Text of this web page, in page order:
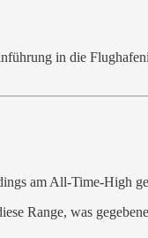
in die
am All-Time-High
Range, was